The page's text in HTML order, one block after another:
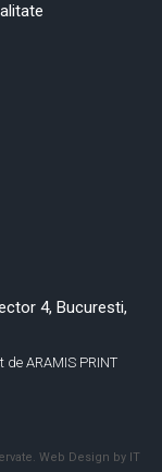
4, Bucuresti,
ARAMIS PRINT
Web Design by IT